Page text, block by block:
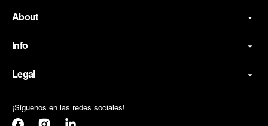
About
Info
Legal
¡Síguenos en las redes sociales!